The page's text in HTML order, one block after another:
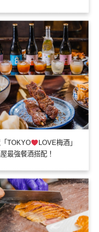
TOKYO
LOVE梅酒」
最強餐酒搭配！